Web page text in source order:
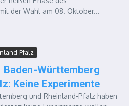
der Wahl am 08. Oktober...
Pfalz
Württemberg
Keine Experimente
und Rheinland-Pfalz haben